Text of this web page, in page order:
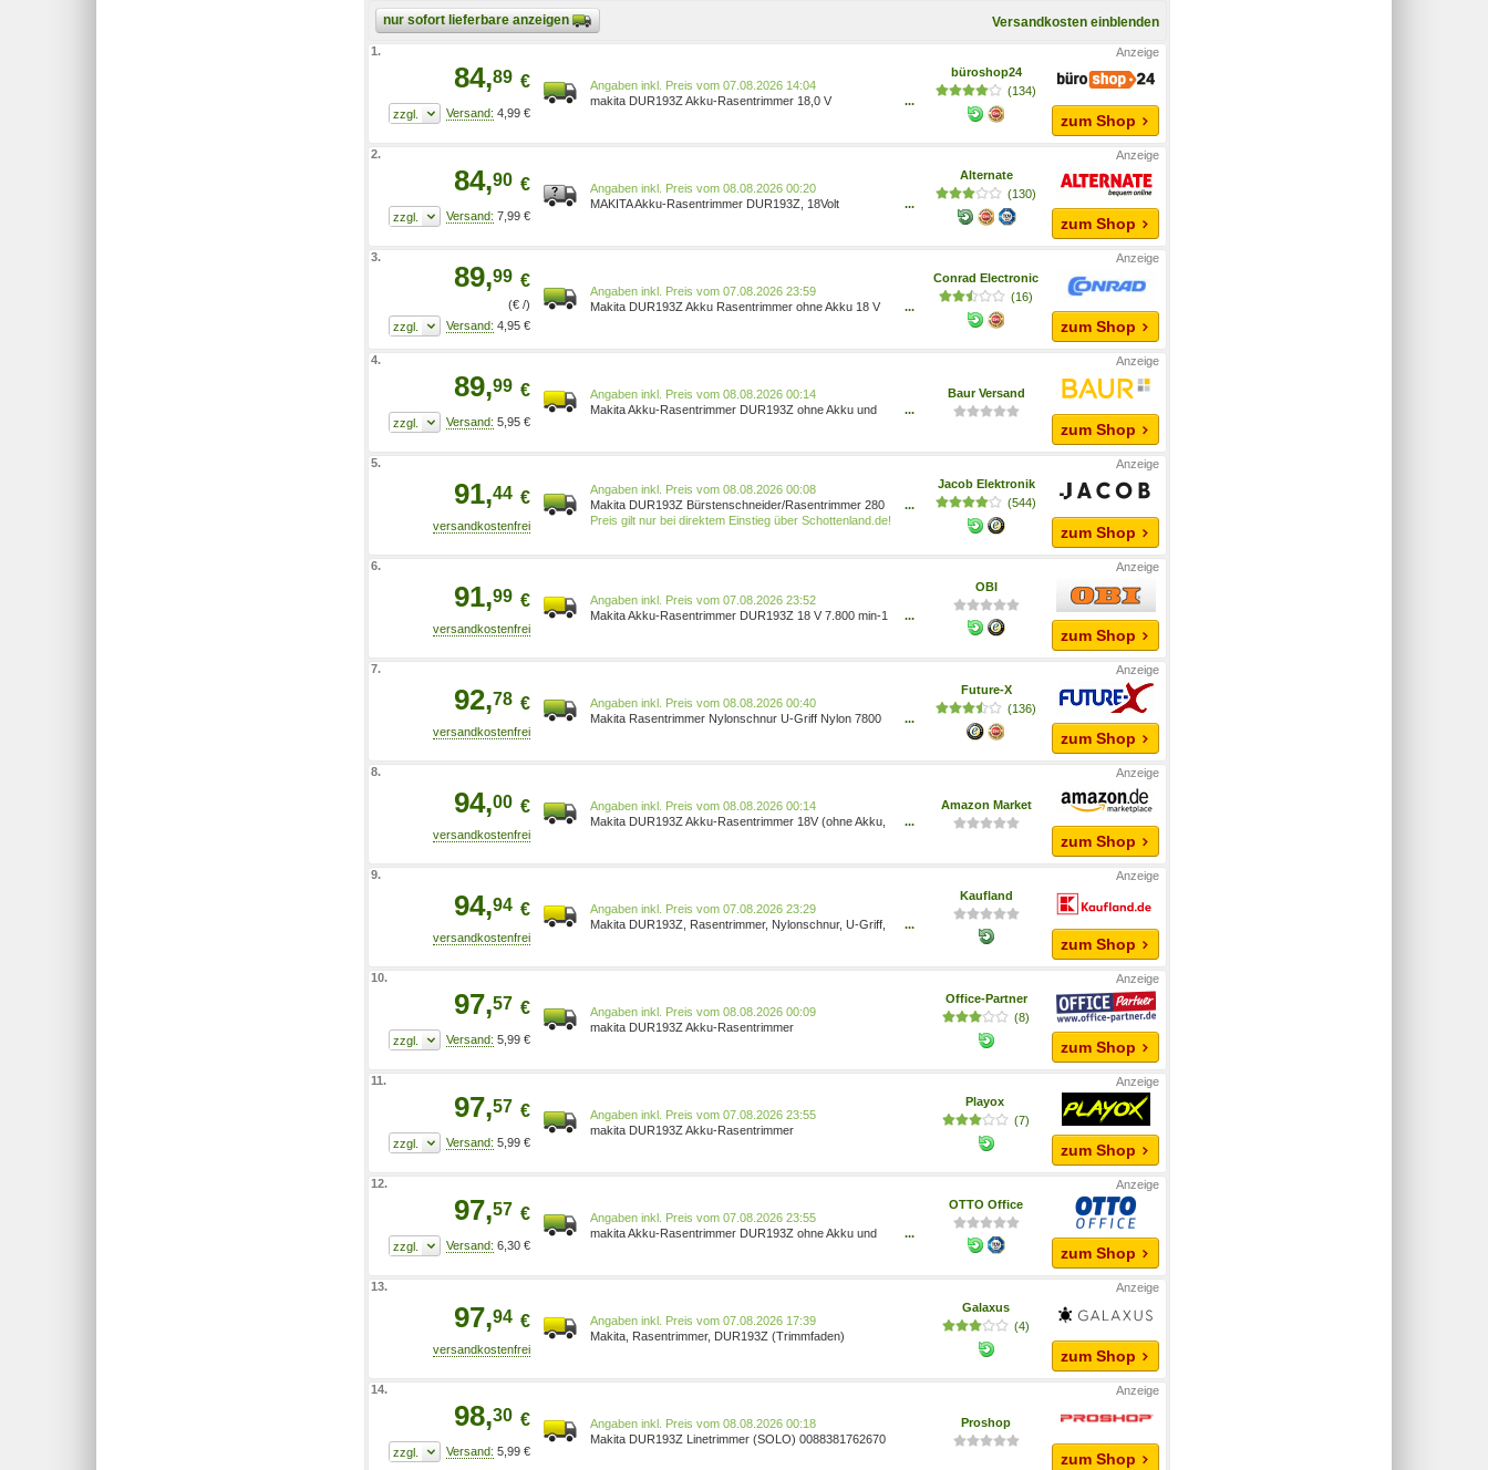
nur sofort lieferbare anzeigen Versandkosten einblenden
1.
84,89 €
4,99 €
Preis vom 07.08.2026 14:04
makita DUR193Z Akku-Rasentrimmer 18,0 V
...
büroshop24
(134)
zum Shop
2.
84,90 €
7,99 €
Preis vom 08.08.2026 00:20
MAKITA Akku-Rasentrimmer DUR193Z, 18Volt
...
Alternate
(130)
zum Shop
3.
89,99 €
(€ /)
4,95 €
Preis vom 07.08.2026 23:59
Makita DUR193Z Akku Rasentrimmer ohne Akku 18 V
...
Conrad Electronic
(16)
zum Shop
4.
89,99 €
5,95 €
Preis vom 08.08.2026 00:14
Makita Akku-Rasentrimmer DUR193Z ohne Akku und
...
Baur Versand
zum Shop
5.
91,44 €
Preis vom 08.08.2026 00:08
Makita DUR193Z Bürstenschneider/Rasentrimmer 280
W Akku Schwarz (DUR193Z)
...
Preis gilt nur bei direktem Einstieg über Schottenland.de!
Jacob Elektronik
(544)
zum Shop
6.
91,99 €
Preis vom 07.08.2026 23:52
Makita Akku-Rasentrimmer DUR193Z 18 V 7.800 min-1
...
OBI
zum Shop
7.
92,78 €
Preis vom 08.08.2026 00:40
Makita Rasentrimmer Nylonschnur U-Griff Nylon 7800
...
Future-X
(136)
zum Shop
8.
94,00 €
Preis vom 08.08.2026 00:14
Makita DUR193Z Akku-Rasentrimmer 18V (ohne Akku,
...
Amazon Market
zum Shop
9.
94,94 €
Preis vom 07.08.2026 23:29
Makita DUR193Z, Rasentrimmer, Nylonschnur, U-Griff,
...
Kaufland
zum Shop
10.
97,57 €
5,99 €
Preis vom 08.08.2026 00:09
makita DUR193Z Akku-Rasentrimmer
Office-Partner
(8)
zum Shop
11.
97,57 €
5,99 €
Preis vom 07.08.2026 23:55
makita DUR193Z Akku-Rasentrimmer
Playox
(7)
zum Shop
12.
97,57 €
6,30 €
Preis vom 07.08.2026 23:55
makita Akku-Rasentrimmer DUR193Z ohne Akku und
...
OTTO Office
zum Shop
13.
97,94 €
Preis vom 07.08.2026 17:39
Makita, Rasentrimmer, DUR193Z (Trimmfaden)
Galaxus
(4)
zum Shop
14.
98,30 €
5,99 €
Preis vom 08.08.2026 00:18
Makita DUR193Z Linetrimmer (SOLO) 0088381762670
Proshop
zum Shop